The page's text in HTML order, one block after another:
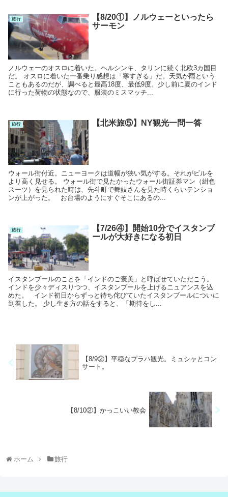
旅行
【8/20①】ノルウェーといったら
サーモン
ノルウェーのオスロに着いた。ヘルシンキ、タリンに続く北欧3カ国目
だ。 オスロに着いた一番乗り感想は「寒すぎる」だ。天気が雨という
こともあるのだが、調べると最高18度、最低9度。少し前に夏のインド
に行った荷物の状態なので、服装のミスマッチ...
旅行 【北米旅⑤】NY観光一問一答
ウォール街付近。ニューヨークは道幅が狭い気がする。それがビルを
より高く見せる。 ウォール街で見たかったウォール街証券マン（紺色
スーツ）を見られた時は、先斗町で舞妓さんを見た時くらいテンショ
ンが上がった。 お台場のようにすぐそこにあるの...
旅行
【7/26④】開始10分でイスタンブ
ールが大好きになる初日
イスタンブールのことを「インドのご褒美」と呼ばせていただこう。
インドを少々ディスりつつ、イスタンブールを上げるニュアンスを込
めた。 インド初日からずっと待ち侘びていたイスタンブールについに
到着した。 少し生き方の話をすると、「期待をし...
【8/9②】平穏なプラハ観光。ミュシャとコン
サート。
【8/10②】かっこいい教会
ホーム 旅行